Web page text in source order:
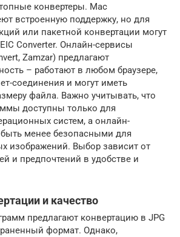
конвертеры. Mac
встроенную поддержку, но для
или пакетной конвертации могут
Converter. Онлайн-сервисы
Zamzar) предлагают
– работают в любом браузере,
соединения и могут иметь
файла. Важно учитывать, что
доступны только для
систем, а онлайн-
быть менее безопасными для
изображений. Выбор зависит от
и предпочтений в удобстве и
и качество
предлагают конвертацию в JPG
формат. Однако,